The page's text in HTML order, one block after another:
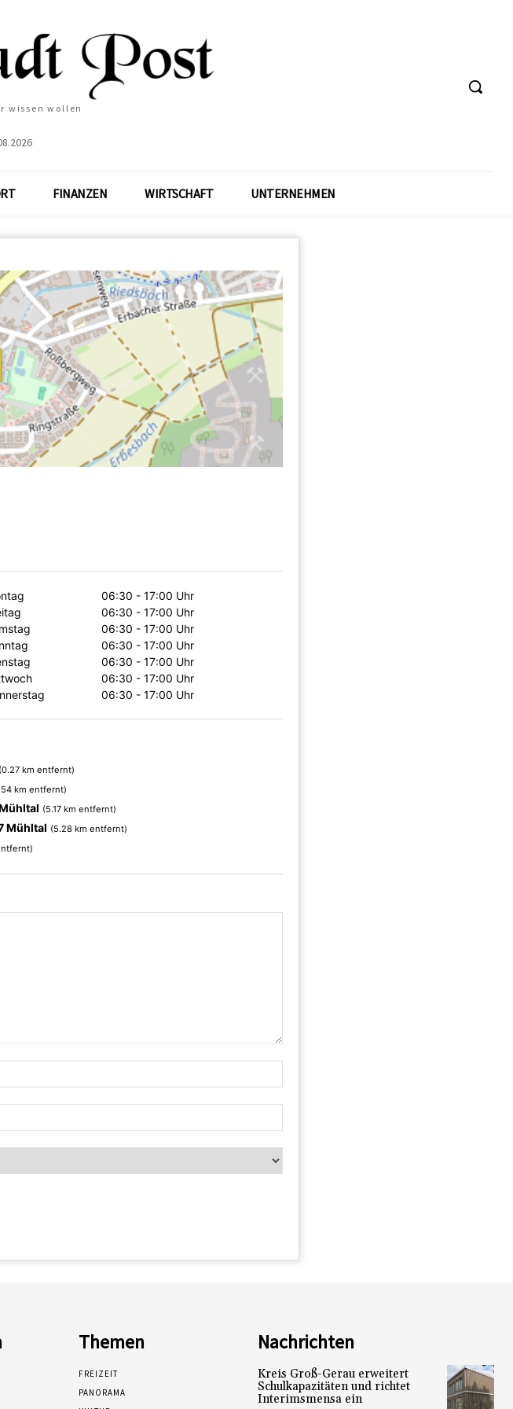
wissen wollen
FINANZEN WIRTSCHAFT UNTERNEHMEN
06:30 - 17:00 Uhr
06:30 - 17:00 Uhr
06:30 - 17:00 Uhr
06:30 - 17:00 Uhr
06:30 - 17:00 Uhr
06:30 - 17:00 Uhr
06:30 - 17:00 Uhr
(0.27 km entfernt)
km entfernt)
(5.17 km entfernt)
Mühltal (5.28 km entfernt)
Themen
FREIZEIT
PANORAMA
Nachrichten
Kreis Groß-Gerau erweitert
Schulkapazitäten und richtet
Interimsmensa ein